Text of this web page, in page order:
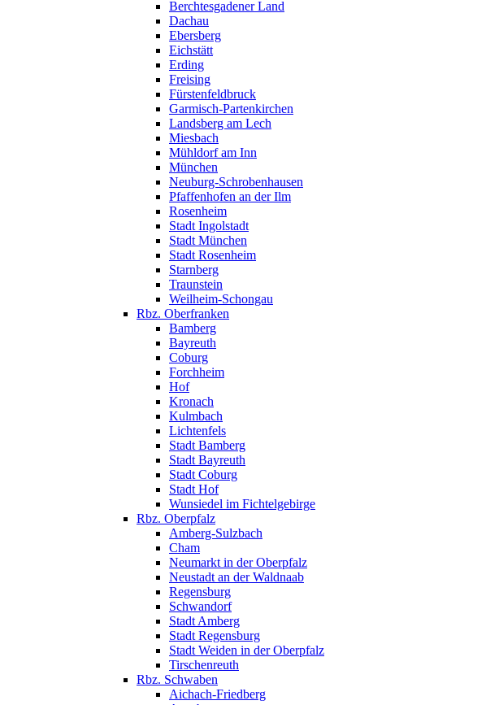
Berchtesgadener Land
Dachau
Ebersberg
Eichstätt
Erding
Freising
Fürstenfeldbruck
Garmisch-Partenkirchen
Landsberg am Lech
Miesbach
Mühldorf am Inn
München
Neuburg-Schrobenhausen
Pfaffenhofen an der Ilm
Rosenheim
Stadt Ingolstadt
Stadt München
Stadt Rosenheim
Starnberg
Traunstein
Weilheim-Schongau
Rbz. Oberfranken
Bamberg
Bayreuth
Coburg
Forchheim
Hof
Kronach
Kulmbach
Lichtenfels
Stadt Bamberg
Stadt Bayreuth
Stadt Coburg
Stadt Hof
Wunsiedel im Fichtelgebirge
Rbz. Oberpfalz
Amberg-Sulzbach
Cham
Neumarkt in der Oberpfalz
Neustadt an der Waldnaab
Regensburg
Schwandorf
Stadt Amberg
Stadt Regensburg
Stadt Weiden in der Oberpfalz
Tirschenreuth
Rbz. Schwaben
Aichach-Friedberg